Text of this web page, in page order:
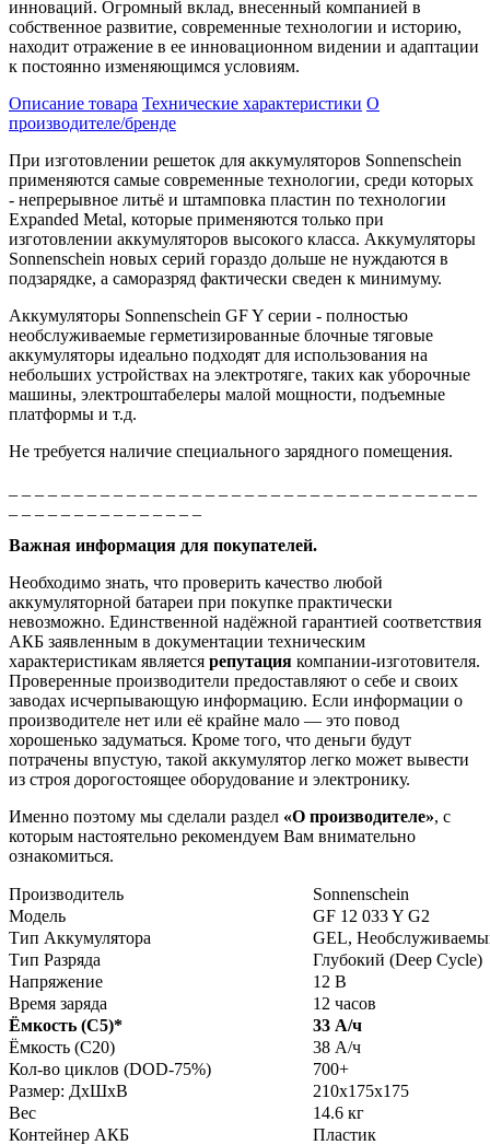
инноваций. Огромный вклад, внесенный компанией в
собственное развитие, современные технологии и историю,
находит отражение в ее инновационном видении и адаптации
к постоянно изменяющимся условиям.
Описание товара Технические характеристики О
производителе/бренде
При изготовлении решеток для аккумуляторов Sonnenschein
применяются самые современные технологии, среди которых
- непрерывное литьё и штамповка пластин по технологии
Expanded Metal, которые применяются только при
изготовлении аккумуляторов высокого класса. Аккумуляторы
Sonnenschein новых серий гораздо дольше не нуждаются в
подзарядке, а саморазряд фактически сведен к минимуму.
Аккумуляторы Sonnenschein GF Y серии - полностью
необслуживаемые герметизированные блочные тяговые
аккумуляторы идеально подходят для использования на
небольших устройствах на электротяге, таких как уборочные
машины, электроштабелеры малой мощности, подъемные
платформы и т.д.
Не требуется наличие специального зарядного помещения.
Важная информация для покупателей.
Необходимо знать, что проверить качество любой
аккумуляторной батареи при покупке практически
невозможно. Единственной надёжной гарантией соответствия
АКБ заявленным в документации техническим
характеристикам является репутация компании-изготовителя.
Проверенные производители предоставляют о себе и своих
заводах исчерпывающую информацию. Если информации о
производителе нет или её крайне мало — это повод
хорошенько задуматься. Кроме того, что деньги будут
потрачены впустую, такой аккумулятор легко может вывести
из строя дорогостоящее оборудование и электронику.
Именно поэтому мы сделали раздел «О производителе», с
которым настоятельно рекомендуем Вам внимательно
ознакомиться.
Производитель
Sonnenschein
Модель
GF 12 033 Y G2
Тип Аккумулятора
GEL,
Тип Разряда
Глубокий (Deep Cycle)
Напряжение
12 В
Время заряда
12 часов
Ёмкость (С5)*
33 А/ч
Ёмкость (С20)
38 А/ч
Кол-во циклов (DOD-75%)
700+
Размер: ДхШхВ
210x175x175
Вес
14.6 кг
Контейнер АКБ
Пластик